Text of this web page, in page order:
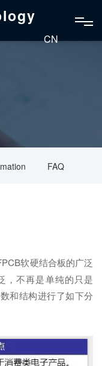
CN
FAQ
软硬结合板的广泛
，不再是单纯的只是
和结构进行了如下分